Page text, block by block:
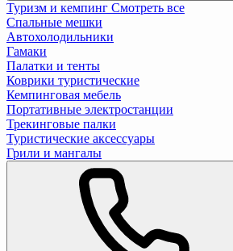
Туризм и кемпинг Смотреть все
Спальные мешки
Автохолодильники
Гамаки
Палатки и тенты
Коврики туристические
Кемпинговая мебель
Портативные электростанции
Трекинговые палки
Туристические аксессуары
Грили и мангалы